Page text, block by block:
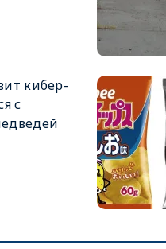
кибер-
с